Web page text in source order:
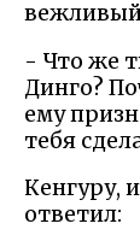
- Что же
Динго?
ему
тебя
Кенгуру,
ответил: